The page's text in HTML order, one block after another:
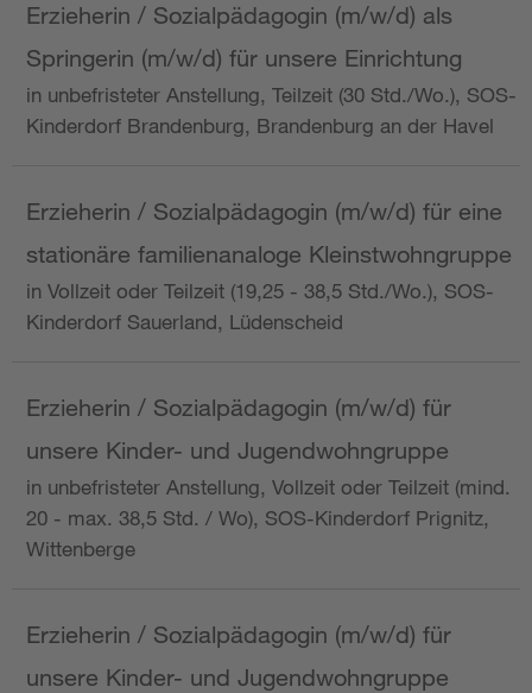
Erzieherin / Sozialpädagogin (m/w/d) als
Springerin (m/w/d) für unsere Einrichtung
in unbefristeter Anstellung, Teilzeit (30 Std./Wo.), SOS-
Kinderdorf Brandenburg, Brandenburg an der Havel
Erzieherin / Sozialpädagogin (m/w/d) für eine
stationäre familienanaloge Kleinstwohngruppe
in Vollzeit oder Teilzeit (19,25 - 38,5 Std./Wo.), SOS-
Kinderdorf Sauerland, Lüdenscheid
Erzieherin / Sozialpädagogin (m/w/d) für
unsere Kinder- und Jugendwohngruppe
in unbefristeter Anstellung, Vollzeit oder Teilzeit (mind.
20 - max. 38,5 Std. / Wo), SOS-Kinderdorf Prignitz,
Wittenberge
Erzieherin / Sozialpädagogin (m/w/d) für
unsere Kinder- und Jugendwohngruppe